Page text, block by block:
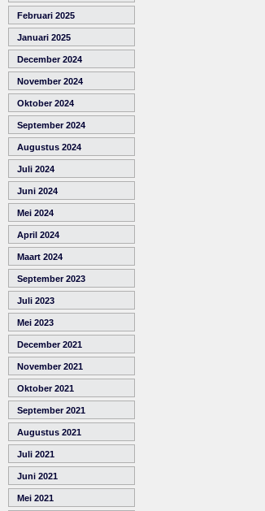
Februari 2025
Januari 2025
December 2024
November 2024
Oktober 2024
September 2024
Augustus 2024
Juli 2024
Juni 2024
Mei 2024
April 2024
Maart 2024
September 2023
Juli 2023
Mei 2023
December 2021
November 2021
Oktober 2021
September 2021
Augustus 2021
Juli 2021
Juni 2021
Mei 2021